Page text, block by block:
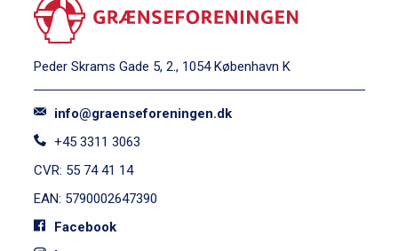
Peder Skrams Gade 5, 2., 1054 København K
info@graenseforeningen.dk
+45 3311 3063
CVR: 55 74 41 14
EAN: 5790002647390
Facebook